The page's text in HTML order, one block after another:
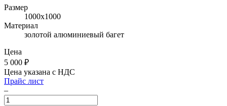
Размер
1000х1000
Материал
золотой алюминиевый багет
Цена
5 000 ₽
Цена указана с НДС
Прайс лист
–